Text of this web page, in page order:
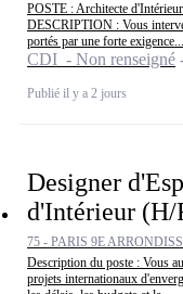
POSTE : Architecte
DESCRIPTION : Vous
portés par une forte exigence...
CDI - Non renseigné
Publié il y a 2 jours
Designer
d'Intérieur (H/
75 - PARIS 9E
Description du poste : Vous
projets internationaux